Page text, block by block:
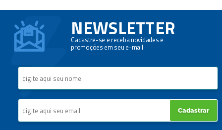
NEWSLETTER
Cadastre-se e receba novidades e
promoções em seu e-mail
Cadastrar